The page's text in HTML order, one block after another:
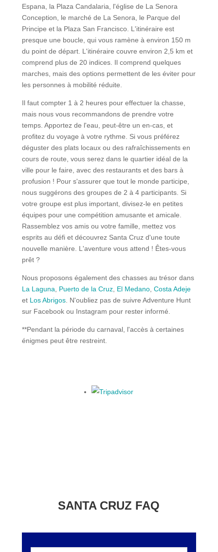
Espana, la Plaza Candalaria, l'église de La Senora
Conception, le marché de La Senora, le Parque del
Principe et la Plaza San Francisco. L'itinéraire est
presque une boucle, qui vous ramène à environ 150 m
du point de départ. L'itinéraire couvre environ 2,5 km et
comprend plus de 20 indices. Il comprend quelques
marches, mais des options permettent de les éviter pour
les personnes à mobilité réduite.
Il faut compter 1 à 2 heures pour effectuer la chasse,
mais nous vous recommandons de prendre votre
temps. Apportez de l'eau, peut-être un en-cas, et
profitez du voyage à votre rythme. Si vous préférez
déguster des plats locaux ou des rafraîchissements en
cours de route, vous serez dans le quartier idéal de la
ville pour le faire, avec des restaurants et des bars à
profusion ! Pour s'assurer que tout le monde participe,
nous suggérons des groupes de 2 à 4 participants. Si
votre groupe est plus important, divisez-le en petites
équipes pour une compétition amusante et amicale.
Rassemblez vos amis ou votre famille, mettez vos
esprits au défi et découvrez Santa Cruz d'une toute
nouvelle manière. L'aventure vous attend ! Êtes-vous
prêt ?
Nous proposons également des chasses au trésor dans
La Laguna, Puerto de la Cruz, El Medano, Costa Adeje
et Los Abrigos. N'oubliez pas de suivre Adventure Hunt
sur Facebook ou Instagram pour rester informé.
**Pendant la période du carnaval, l'accès à certaines
énigmes peut être restreint.
SANTA CRUZ FAQ